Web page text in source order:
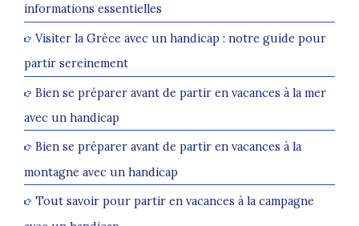
informations essentielles
Visiter la Grèce avec un handicap : notre guide pour
partir sereinement
Bien se préparer avant de partir en vacances à la mer
avec un handicap
Bien se préparer avant de partir en vacances à la
montagne avec un handicap
Tout savoir pour partir en vacances à la campagne